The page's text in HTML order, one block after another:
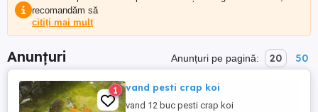
recomandăm să
citiți mai mult
Anunțuri Anunțuri pe pagină: 20 50
1 vand pesti crap koi
vand 12 buc pesti crap koi